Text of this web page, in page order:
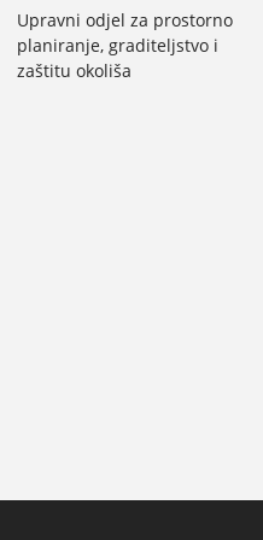
Upravni odjel za prostorno
planiranje, graditeljstvo i
zaštitu okoliša